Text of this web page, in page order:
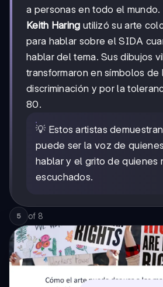
a personas en todo el mundo.
Keith Haring utilizó su arte
para hablar sobre el SIDA
hablar del tema. Sus dibujos
transformaron en símbolos de
discriminación y por la
80.
💡 Estos artistas
puede ser la voz de
hablar y el grito de quienes
escuchados.
5 of 8